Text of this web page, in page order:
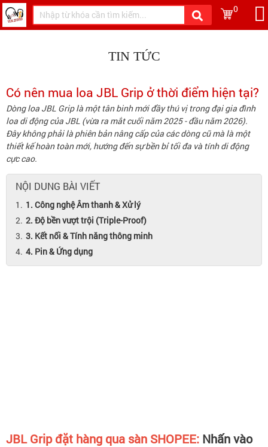
0
TIN TỨC
Có nên mua loa JBL Grip ở thời điểm hiện tại?
Dòng loa JBL Grip là một tân binh mới đầy thú vị trong đại gia đình
loa di động của JBL (vừa ra mắt cuối năm 2025 - đầu năm 2026).
Đây không phải là phiên bản nâng cấp của các dòng cũ mà là một
thiết kế hoàn toàn mới, hướng đến sự bền bỉ tối đa và tính di động
cực cao.
NỘI DUNG BÀI VIẾT
1. Công nghệ Âm thanh & Xử lý
2. Độ bền vượt trội (Triple-Proof)
3. Kết nối & Tính năng thông minh
4. Pin & Ứng dụng
JBL Gripđặt hàng qua sàn SHOPEE: Nhấn vào